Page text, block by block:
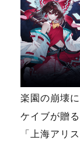
楽園の崩壊
ケイブが贈
「上海アリ